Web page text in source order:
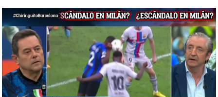
El Chiringuito
Madrid